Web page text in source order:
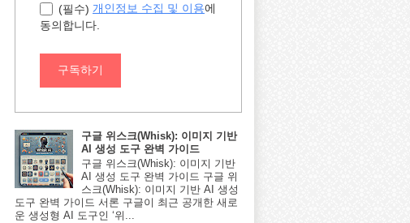
(필수) 개인정보 수집 및 이용에
동의합니다.
구독하기
구글 위스크(Whisk): 이미지 기반
AI 생성 도구 완벽 가이드
구글 위스크(Whisk): 이미지 기반
AI 생성 도구 완벽 가이드 구글 위
스크(Whisk): 이미지 기반 AI 생성
도구 완벽 가이드 서론 구글이 최근 공개한 새로
운 생성형 AI 도구인 ‘위...